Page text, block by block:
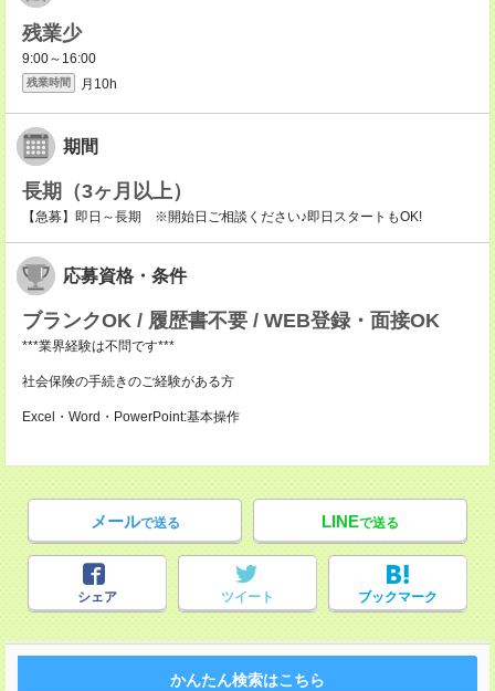
残業少
9:00～16:00
残業時間 月10h
期間
長期（3ヶ月以上）
【急募】即日～長期 ※開始日ご相談ください♪即日スタートもOK!
応募資格・条件
ブランクOK / 履歴書不要 / WEB登録・面接OK
***業界経験は不問です***
社会保険の手続きのご経験がある方
Excel・Word・PowerPoint:基本操作
メールで送る LINEで送る
シェア ツイート ブックマーク
かんたん検索はこちら